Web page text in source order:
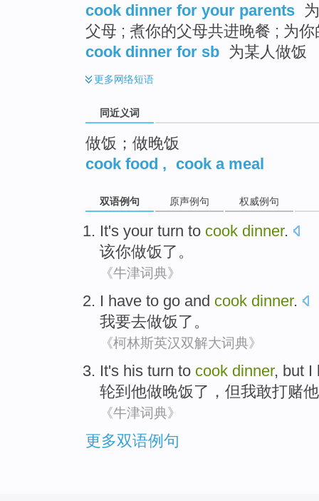
cook dinner for your parents
父母 ; 煮你的父母共进晚餐 ; 为
cook dinner for sb 为某人做饭
更多网络短语
同近义词
做饭；做晚饭
cook food , cook a meal
双语例句 原声例句 权威例句
It's your turn to cook dinner.
该你做饭了。
《牛津词典》
I have to go and cook dinner.
我要去做饭了。
《柯林斯英汉双解大词典》
It's his turn to cook dinner, but I
轮到 他做晚饭了， 但我敢打赌他
《牛津词典》
更多双语例句